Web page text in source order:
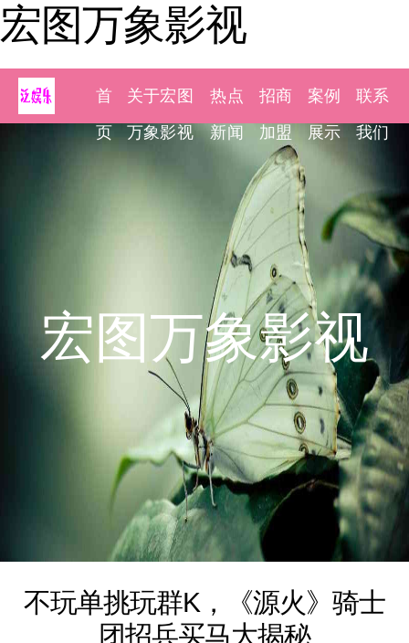
宏图万象影视
首
页
关于宏图
万象影视
热点
新闻
招商
加盟
案例
展示
联系
我们
宏图万象影视
不玩单挑玩群K，《源火》骑士
团招兵买马大揭秘